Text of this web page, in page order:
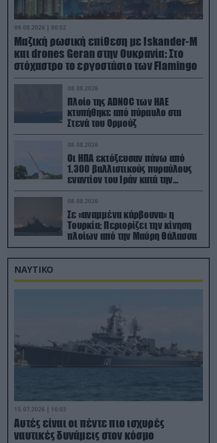
09.08.2026 | 00:02
Μαζική ρωσική επίθεση με Iskander-M
και drones Geran στην Ουκρανία: Στο
στόχαστρο το εργοστάσιο των Flamingo
08.08.2026
Πλοίο της ADNOC των ΗΑΕ
κτυπήθηκε από πύραυλο στα
Στενά του Ορμούζ
08.08.2026
Οι ΗΠΑ εκτόξευσαν πάνω από
1.300 βαλλιστικούς πυραύλους
εναντίον του Ιράν κατά την
διάρκεια του πολέμου
08.08.2026
Σε «αναμμένα κάρβουνα» η
Τουρκία: Περιορίζει την κίνηση
πλοίων από την Μαύρη Θάλασσα
ΝΑΥΤΙΚΟ
15.07.2026 | 16:03
Aυτές είναι οι πέντε πιο ισχυρές
ναυτικές δυνάμεις στον κόσμο